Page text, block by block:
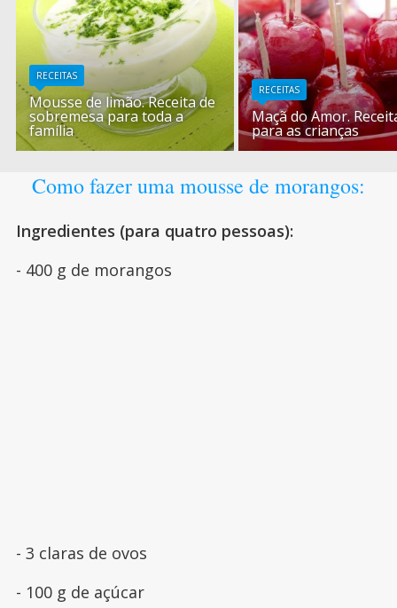
RECEITAS
Mousse de limão. Receita de
sobremesa para toda a
família
RECEITAS
Maçã do Amor.
para as crianças
Como fazer uma mousse de morangos:
Ingredientes (para quatro pessoas):
- 400 g de morangos
- 3 claras de ovos
- 100 g de açúcar